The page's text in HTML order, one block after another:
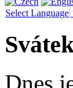
Select Language